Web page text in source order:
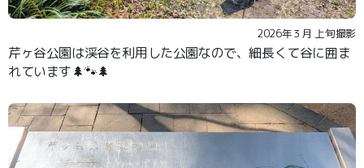
2026年３月 上旬撮影
芹ヶ谷公園は渓谷を利用した公園なので、細長くて谷に囲ま
れています🌲🐾🌲